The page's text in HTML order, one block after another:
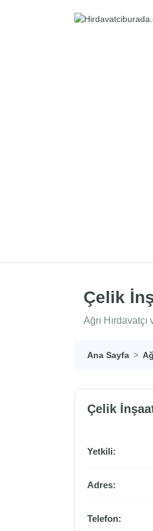
Çelik
Ağrı
Ana Sayfa
Çelik
Yetkili:
Adres:
Telefon: